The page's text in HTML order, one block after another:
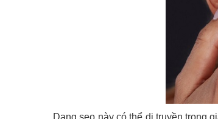
Dạng sẹo này có thể di truyền